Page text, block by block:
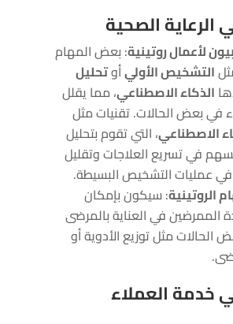
لأعمال روتينية: بعض المهام
التشخيص الأوليأوتحليل
الذكاء الاصطناعي، مما يقلل
في بعض الحالات. تقنيات مثل
الاصطناعي، التي تقوم بتحليل
في تسريع العلاجات وتقليل
في عمليات التشخيص البسيطة.
الروتينية: سيكون بإمكان
الممرضين في العناية بالمرضى
مثل توزيع الأدوية أو
خدمة العملاء